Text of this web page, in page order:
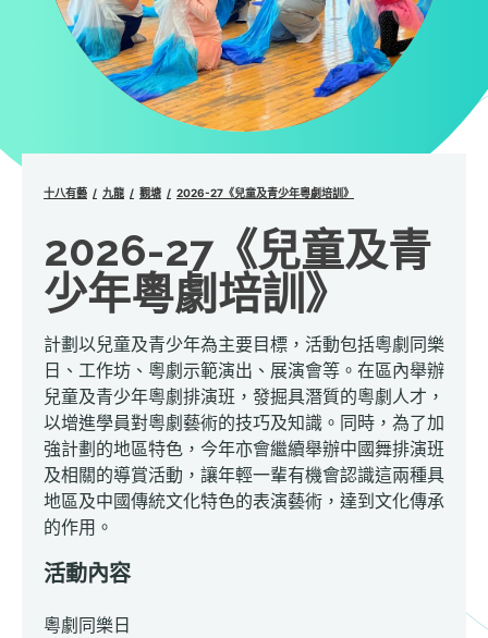
十八有藝 九龍 觀塘 2026-27《兒童及青少年粵劇培訓》
2026-27《兒童及青
少年粵劇培訓》
計劃以兒童及青少年為主要目標，活動包括粵劇同樂
日、工作坊、粵劇示範演出、展演會等。在區內舉辦
兒童及青少年粵劇排演班，發掘具潛質的粵劇人才，
以增進學員對粵劇藝術的技巧及知識。同時，為了加
強計劃的地區特色，今年亦會繼續舉辦中國舞排演班
及相關的導賞活動，讓年輕一輩有機會認識這兩種具
地區及中國傳統文化特色的表演藝術，達到文化傳承
的作用。
活動內容
粵劇同樂日